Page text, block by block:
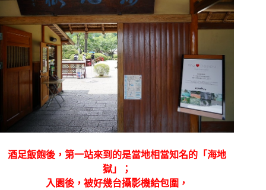
酒足飯飽後，第一站來到的是當地相當知名的「海地
獄」；
入園後，被好幾台攝影機給包圍，